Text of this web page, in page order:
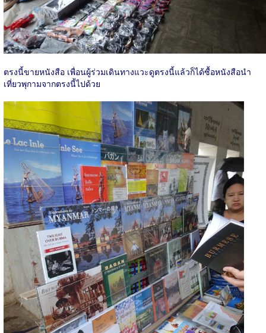
ตรงนี้ขายหนังสือ เพื่อนผู้ร่วมเดินทางแวะดูตรงนี้แล้วก็ได้ซื้อหนังสือนำ
เที่ยวพุกามจากตรงนี้ไปด้วย